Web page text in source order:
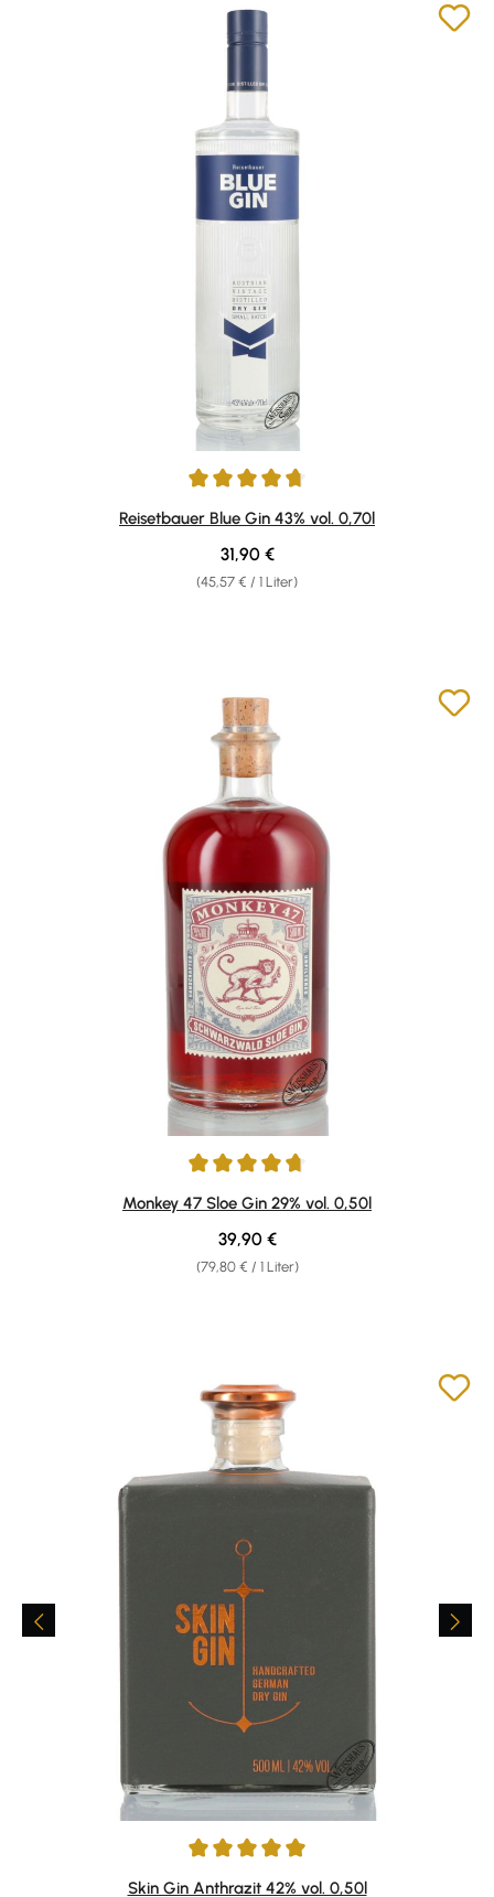
Durchschnittliche Bewertung von 4.77 von 5 Sternen
Reisetbauer Blue Gin 43% vol. 0,70l
(45,57 € / 1 Liter)
Regulärer Preis:
31,90 €
Durchschnittliche Bewertung von 4.78 von 5 Sternen
Monkey 47 Sloe Gin 29% vol. 0,50l
(79,80 € / 1 Liter)
Regulärer Preis:
39,90 €
Durchschnittliche Bewertung von 5 von 5 Sternen
Skin Gin Anthrazit 42% vol. 0,50l